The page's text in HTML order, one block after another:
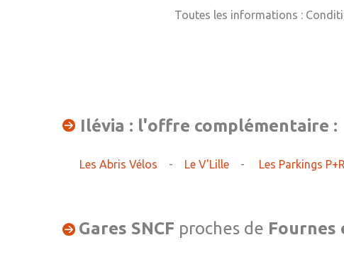
Toutes les informations :
Ilévia : l'offre complémentaire :
Les Abris Vélos - Le V'Lille - Les Parkings P+R
Gares SNCF proches de Fournes